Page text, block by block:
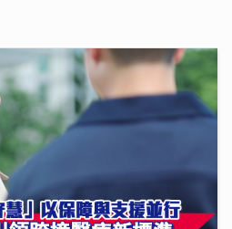
心悅登陸新城夥拍黎莉開咪 師
淚史